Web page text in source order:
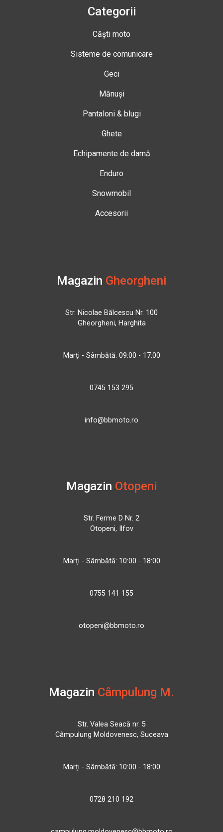
Categorii
Căști moto
Sisteme de comunicare
Geci
Mănuși
Pantaloni & blugi
Ghete
Echipamente de damă
Enduro
Snowmobil
Accesorii
Magazin Gheorgheni
Str. Nicolae Bălcescu Nr. 100
Gheorgheni, Harghita
Marți - Sâmbătă: 09:00 - 17:00
0745 153 295
info@bbmoto.ro
Magazin Otopeni
Str. Ferme D Nr. 2
Otopeni, Ilfov
Marți - Sâmbătă: 10:00 - 18:00
0755 141 155
otopeni@bbmoto.ro
Magazin Câmpulung M.
Str. Valea Seacă nr. 5
Câmpulung Moldovenesc, Suceava
Marți - Sâmbătă: 10:00 - 18:00
0728 210 192